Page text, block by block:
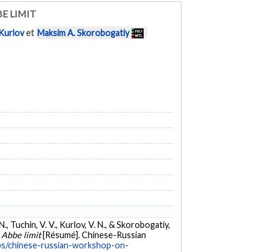
LIMIT
et Maksim A. Skorobogatiy
Tuchin, V. V., Kurlov, V. N., & Skorobogatiy,
Abbe limit[Résumé]. Chinese-Russian
chinese-russian-workshop-on-